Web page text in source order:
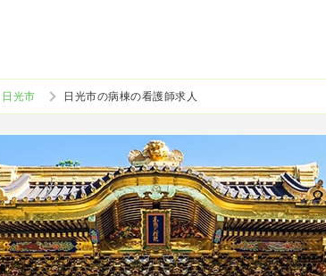
日光市 日光市の病棟の看護師求人